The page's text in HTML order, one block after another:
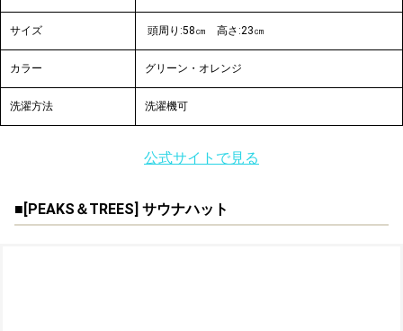
サイズ 頭周り:58㎝ 高さ:23㎝
カラー グリーン・オレンジ
洗濯方法 洗濯機可
公式サイトで見る
■[PEAKS＆TREES] サウナハット